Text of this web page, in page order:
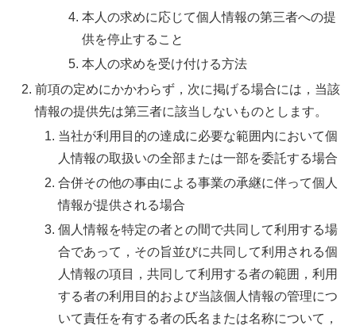
本人の求めに応じて個人情報の第三者への提
供を停止すること
本人の求めを受け付ける方法
前項の定めにかかわらず，次に掲げる場合には，当該
情報の提供先は第三者に該当しないものとします。
当社が利用目的の達成に必要な範囲内において個
人情報の取扱いの全部または一部を委託する場合
合併その他の事由による事業の承継に伴って個人
情報が提供される場合
個人情報を特定の者との間で共同して利用する場
合であって，その旨並びに共同して利用される個
人情報の項目，共同して利用する者の範囲，利用
する者の利用目的および当該個人情報の管理につ
いて責任を有する者の氏名または名称について，